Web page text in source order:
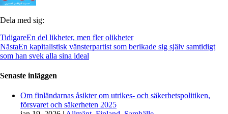
Dela med sig:
TidigareEn del likheter, men fler olikheter
NästaEn kapitalistisk vänsterpartist som berikade sig själv samtidigt
som han svek alla sina ideal
Senaste inläggen
Om finländarnas åsikter om utrikes- och säkerhetspolitiken,
försvaret och säkerheten 2025